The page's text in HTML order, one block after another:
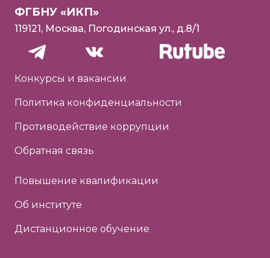
ФГБНУ «ИКП»
119121, Москва, Погодинская ул., д.8/1
Конкурсы и вакансии
Политика конфиденциальности
Противодействие коррупции
Обратная связь
Повышение квалификации
Об институте
Дистанционное обучение